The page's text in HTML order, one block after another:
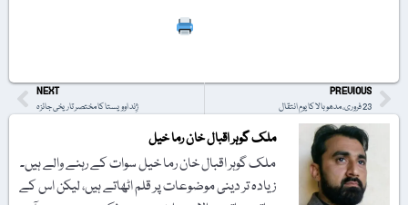
PREVIOUS
23 فروری، مدھو بالا کا یومِ انتقال
NEXT
ژِند اوویستا کا مختصر تاریخی جائزہ
ملک گوہر اقبال خان رما خیل
ملک گوہر اقبال خان رما خیل سوات کے رہنے والے ہیں۔
زیادہ تر دینی موضوعات پر قلم اٹھاتے ہیں، لیکن اس کے